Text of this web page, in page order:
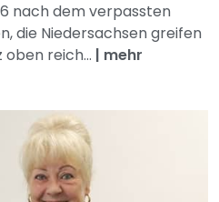
nach dem verpassten
die Niedersachsen greifen
reich... | mehr